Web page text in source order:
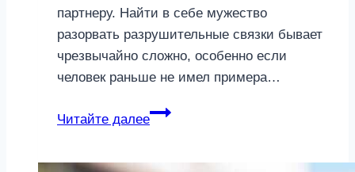
партнеру. Найти в себе мужество
разорвать разрушительные связки бывает
чрезвычайно сложно, особенно если
человек раньше не имел примера…
Читайте далее
Я